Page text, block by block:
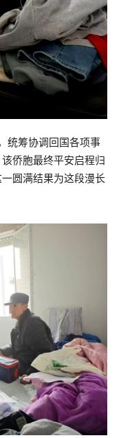
统筹协调回国各项事
侨胞最终平安启程归
圆满结果为这段漫长